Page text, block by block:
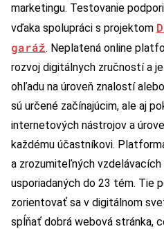
marketingu. Testovanie
vďaka spolupráci s projektom
garáž. Neplatená online
rozvoj digitálnych zručností a
ohľadu na úroveň znalostí
sú určené začínajúcim, ale aj
internetových nástrojov a
každému účastníkovi.
a zrozumiteľných vzdelávacích
usporiadaných do 23 tém. Tie
zorientovať sa v digitálnom
spĺňať dobrá webová stránka,